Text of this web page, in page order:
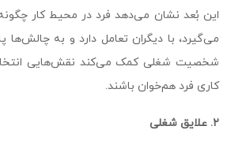
این بُعد نشان می‌دهد فرد در محیط کار
می‌گیرد، با دیگران تعامل دارد و به
شخصیت شغلی کمک می‌کند نقش‌هایی
کاری فرد هم‌خوان باشند.
۲. علایق شغلی